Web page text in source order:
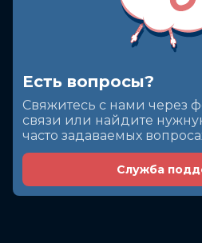
Есть вопросы?
Cвяжитесь с нами через
связи или найдите
часто задаваемых
Служба